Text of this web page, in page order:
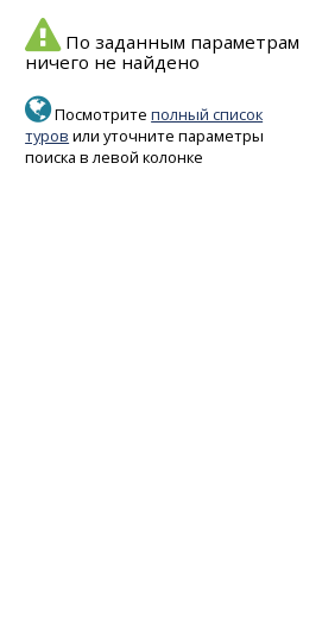
По заданным параметрам
ничего не найдено
Посмотритеполный список
туров или уточните параметры
поиска в левой колонке